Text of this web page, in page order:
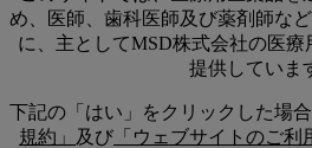
め、医師、歯科医師及び薬剤師な
に、主としてMSD株式会社の医
提供していま
下記の「はい」をクリックした場合
規約」
及び 「ウェブサイトのご利